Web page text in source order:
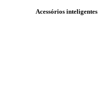
Acessórios inteligentes